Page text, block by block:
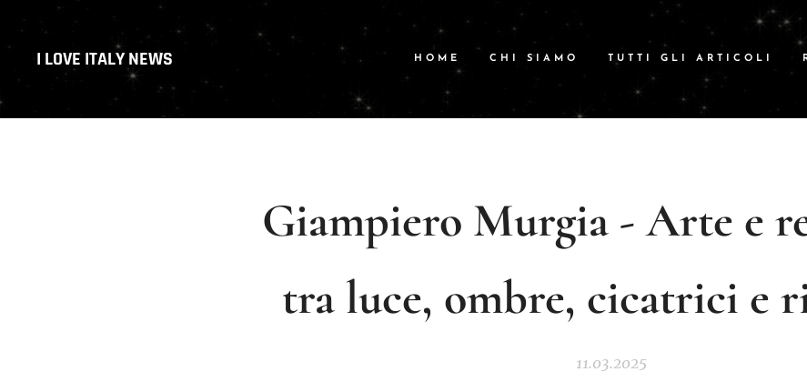
I LOVE ITALY NEWS HOME CHI SIAMO TUTTI GLI ARTICOLI
Giampiero Murgia - Arte e
tra luce, ombre, cicatrici e
11.03.2025